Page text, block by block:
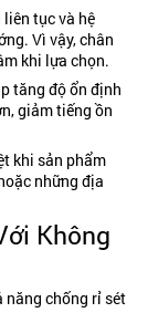
tục và hệ
Vì vậy, chân
khi lựa chọn.
tăng độ ổn định
giảm tiếng ồn
khi sản phẩm
những địa
Không
năng chống rỉ sét